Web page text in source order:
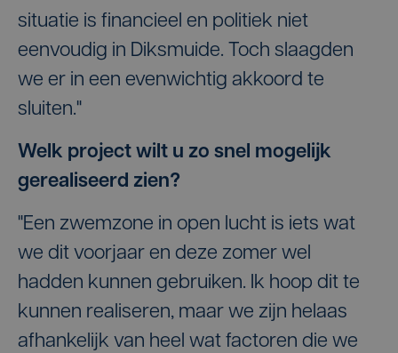
situatie is financieel en politiek niet
eenvoudig in Diksmuide. Toch slaagden
we er in een evenwichtig akkoord te
sluiten."
Welk project wilt u zo snel mogelijk
gerealiseerd zien?
"Een zwemzone in open lucht is iets wat
we dit voorjaar en deze zomer wel
hadden kunnen gebruiken. Ik hoop dit te
kunnen realiseren, maar we zijn helaas
afhankelijk van heel wat factoren die we